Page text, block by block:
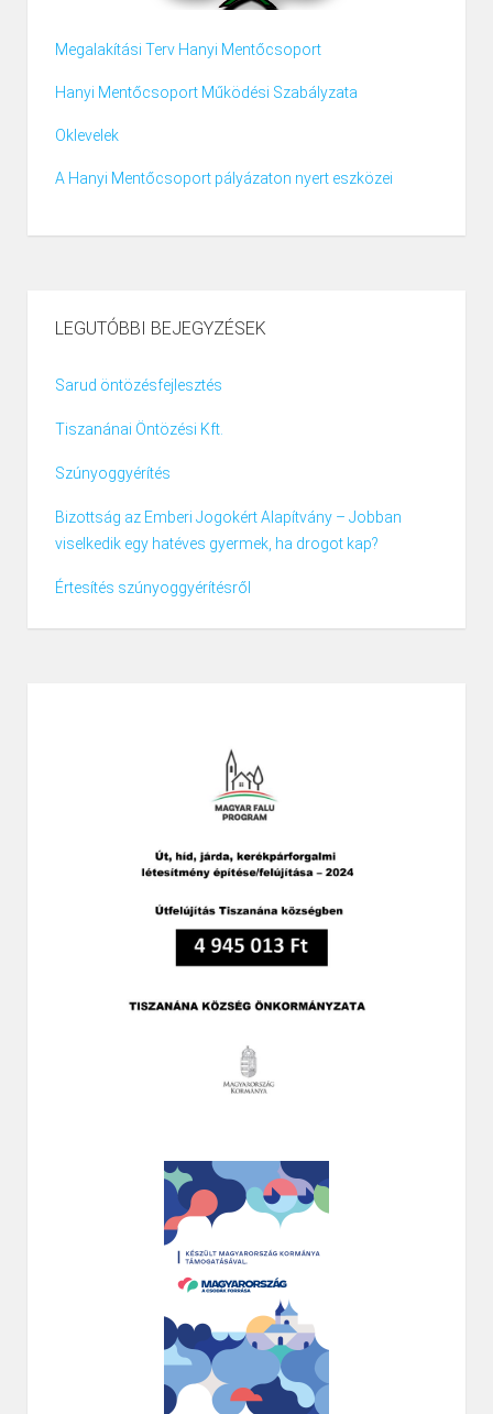
Megalakítási Terv Hanyi Mentőcsoport
Hanyi Mentőcsoport Működési Szabályzata
Oklevelek
A Hanyi Mentőcsoport pályázaton nyert eszközei
LEGUTÓBBI BEJEGYZÉSEK
Sarud öntözésfejlesztés
Tiszanánai Öntözési Kft.
Szúnyoggyérítés
Bizottság az Emberi Jogokért Alapítvány – Jobban
viselkedik egy hatéves gyermek, ha drogot kap?
Értesítés szúnyoggyérítésről